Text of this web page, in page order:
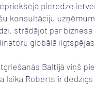
pieredze
konsultāciju
strādājot par
globālā
Baltijā viņš
laikā Roberts ir